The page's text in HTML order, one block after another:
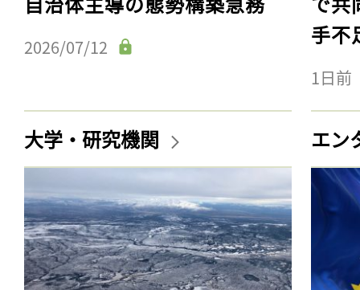
2026/07/12
手不
1日前
大学・研究機関 エン